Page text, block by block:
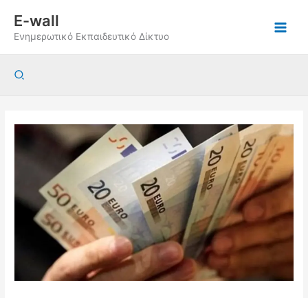
περιεχόμενο
E-wall
Ενημερωτικό Εκπαιδευτικό Δίκτυο
Αναζήτηση